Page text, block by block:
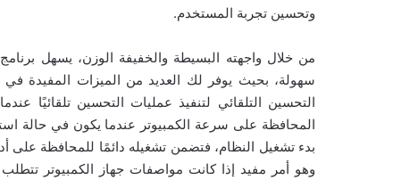
وتحسين تجربة المستخدم.
سهولة، بحيث يوفر لك العديد من الميزات المفيدة
التحسين التلقائي لتنفيذ عمليات التحسين تلقائيًا
المحافظة على سرعة الكمبيوتر عندما يكون في حالة
بدء تشغيل النظام، فتضمن تشغيله دائمًا للمحافظة على
وهو أمر مفيد إذا كانت مواصفات جهاز الكمبيوتر